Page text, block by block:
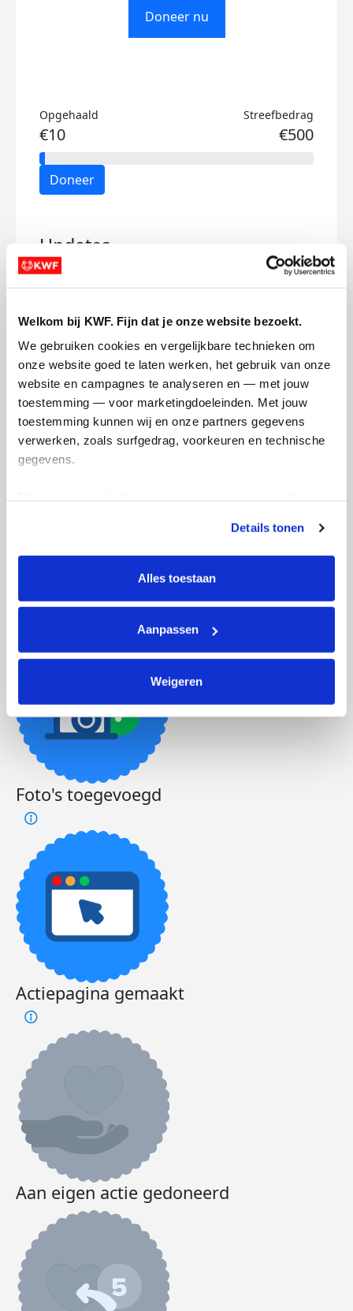
Welkom bij KWF. Fijn dat je onze website bezoekt.
We gebruiken cookies en vergelijkbare technieken om
onze website goed te laten werken, het gebruik van onze
website en campagnes te analyseren en — met jouw
toestemming — voor marketingdoeleinden. Met jouw
toestemming kunnen wij en onze partners gegevens
verwerken, zoals surfgedrag, voorkeuren en technische
gegevens.
tonen. Je kunt je toestemming op elk moment wijzigen of
intrekken via Cookie instellingen onderaan de pagina. De
lijst met cookies is te vinden in het tabblad “details”.
Details tonen
Alles toestaan
Aanpassen
Weigeren
Doneer nu
Opgehaald
€10
Streefbedrag
€500
Doneer
Updates
Ik ga lopen op 20 april tot
en met 10 december
zaterdag 14 maart 2026
Ik ga lopen rond Bergen op Zoom naar
Halsteren vooral om naar mijn werk te
gaan en rondjes plaat in Bergen op Zoom
Badges
Foto's toegevoegd
Actiepagina gemaakt
Aan eigen actie gedoneerd